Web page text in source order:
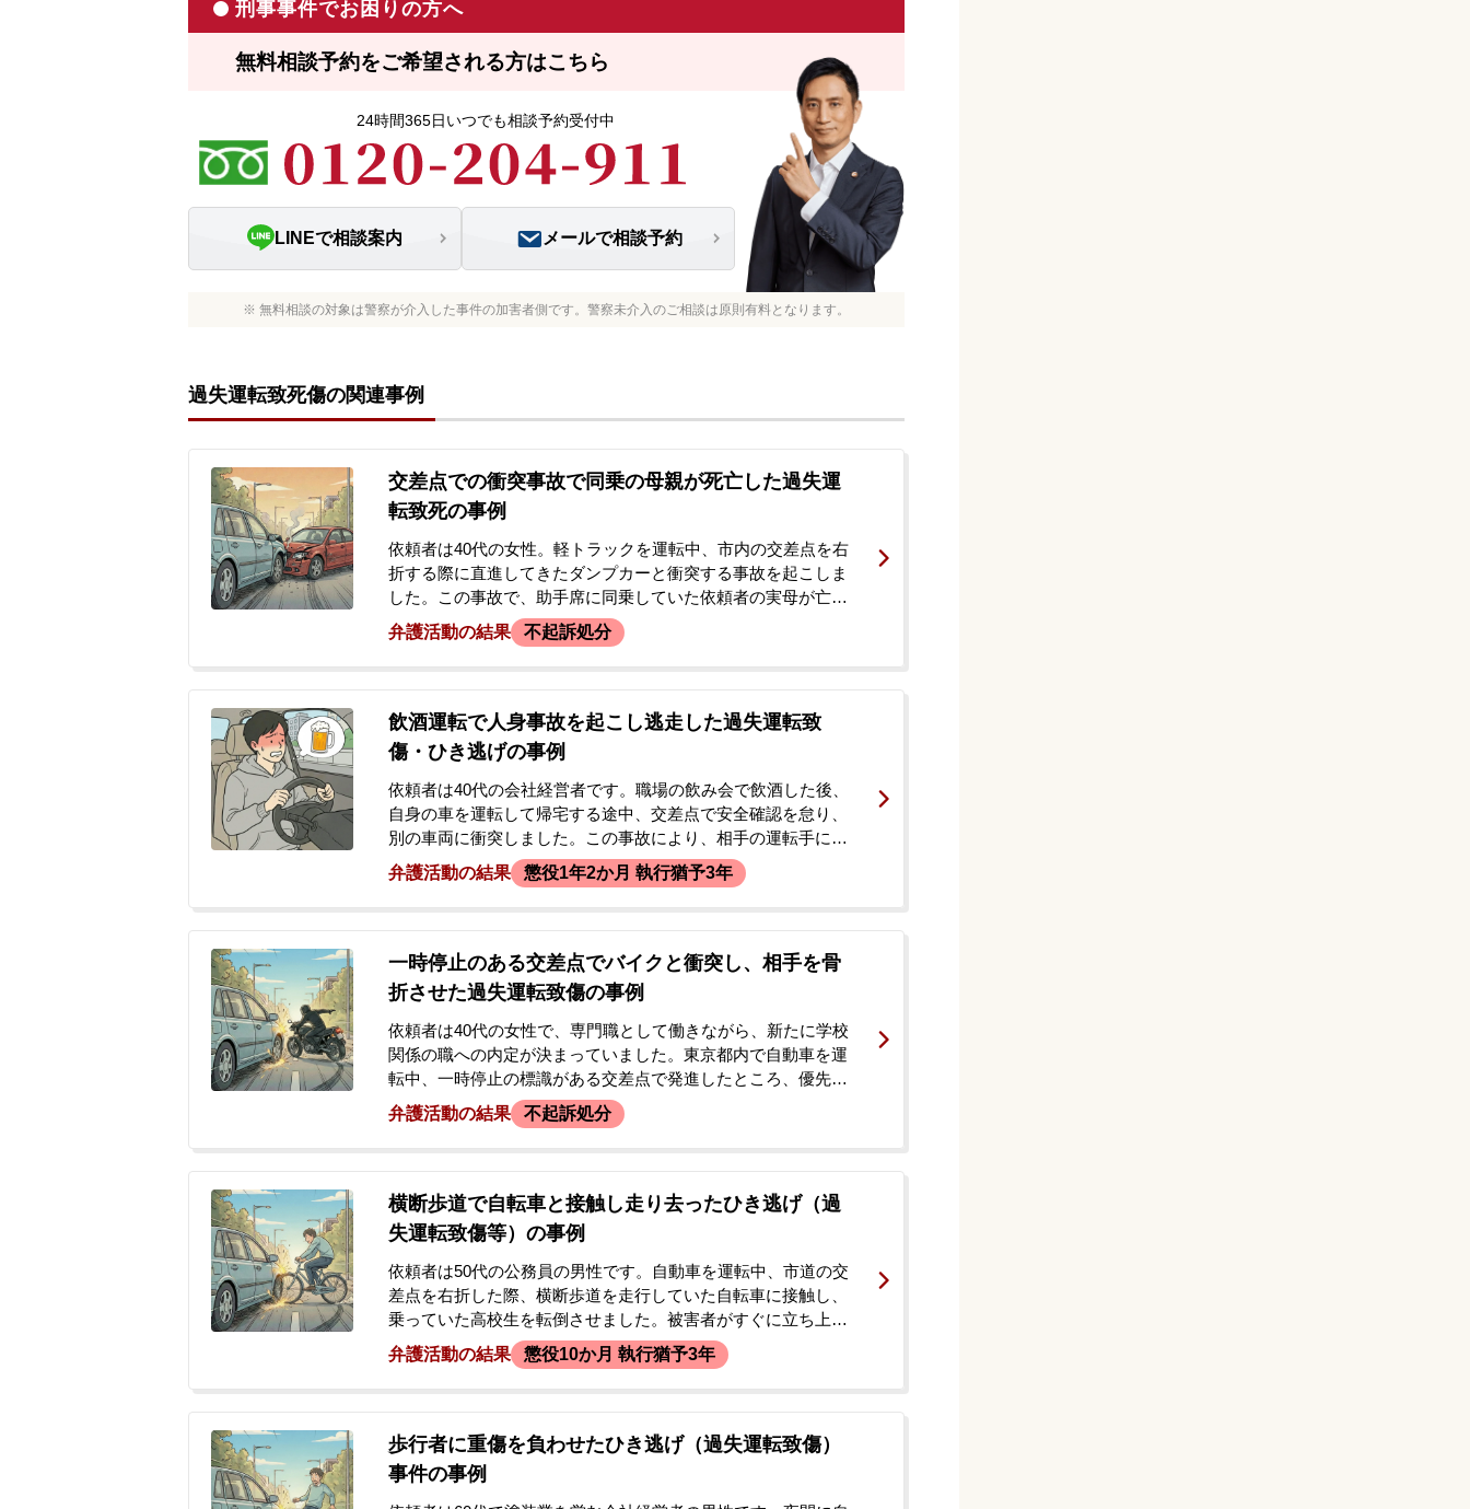
刑事事件でお困りの方へ
無料相談予約をご希望される方はこちら
24時間365日いつでも相談予約受付中
LINEで相談案内 メールで相談予約
※ 無料相談の対象は警察が介入した事件の加害者側です。警察未介入のご相談は原則有料となります。
過失運転致死傷の関連事例
交差点での衝突事故で同乗の母親が死亡した過失運
転致死の事例
依頼者は40代の女性。軽トラックを運転中、市内の交差点を右
折する際に直進してきたダンプカーと衝突する事故を起こしま
した。この事故で、助手席に同乗していた依頼者の実母が亡く
なり、依頼者自身も軽傷を負いました。事故時の信号の色につ
いて、依頼者の記憶と相手方運転手や目撃者の証言に食い違い
がありました。その後、警察の取調べで意図しない内容の調書
が作成されたことに不安を感じ、今後の刑事処分や、免許取消
の通知が来た行政処分について相談に来られました。
弁護活動の結果 不起訴処分
飲酒運転で人身事故を起こし逃走した過失運転致
傷・ひき逃げの事例
依頼者は40代の会社経営者です。職場の飲み会で飲酒した後、
自身の車を運転して帰宅する途中、交差点で安全確認を怠り、
別の車両に衝突しました。この事故により、相手の運転手に全
治約7日間の打撲などの傷害を負わせましたが、その場から逃走
してしまいました。事故当時は飲酒により記憶が曖昧な状態で
したが、その後、自ら警察官に事故について話し、警察署で事
情を聴かれました。警察から再度呼出しを受けることになり、
今後の刑事手続きの見通しなどに不安を感じて当事務所へ相談
に来られました。相談当初は在宅事件として進むと思われまし
たが、翌日に逮捕されてしまいました。
弁護活動の結果 懲役1年2か月 執行猶予3年
一時停止のある交差点でバイクと衝突し、相手を骨
折させた過失運転致傷の事例
依頼者は40代の女性で、専門職として働きながら、新たに学校
関係の職への内定が決まっていました。東京都内で自動車を運
転中、一時停止の標識がある交差点で発進したところ、優先道
路を走行してきた50代女性のバイクと衝突する事故を起こしま
した。この事故により、バイクの女性は鎖骨を骨折する怪我を
負いました。事故後、依頼者は在宅で捜査を受けていました
が、検察庁から呼び出しの連絡がありました。教員採用の内定
があったため、禁錮刑以上の刑事罰を受けると資格を失うこと
を非常に心配し、前科をつけずに事件を解決したいと強く願
い、当事務所に相談されました。
弁護活動の結果 不起訴処分
横断歩道で自転車と接触し走り去ったひき逃げ（過
失運転致傷等）の事例
依頼者は50代の公務員の男性です。自動車を運転中、市道の交
差点を右折した際、横断歩道を走行していた自転車に接触し、
乗っていた高校生を転倒させました。被害者がすぐに立ち上が
って去っていったため、大丈夫だと判断し、救護措置等を行わ
ずにその場を離れてしまいました。約20日後、警察が自宅を訪
れ事件が発覚し、在宅のまま捜査が進められました。事故から
約4か月後、過失運転致傷と道路交通法違反の罪で起訴され、起
訴状が届きました。被害者との示談が成立しておらず、不安を
感じ、当事務所に相談されました。
弁護活動の結果 懲役10か月 執行猶予3年
歩行者に重傷を負わせたひき逃げ（過失運転致傷）
事件の事例